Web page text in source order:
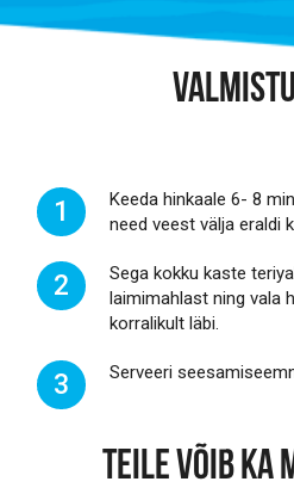
1
Keeda hinkaale 6- 8
need veest välja eraldi
2
Sega kokku kaste
laimimahlast ning vala
korralikult läbi.
3 Serveeri
TEILE VÕIB KA